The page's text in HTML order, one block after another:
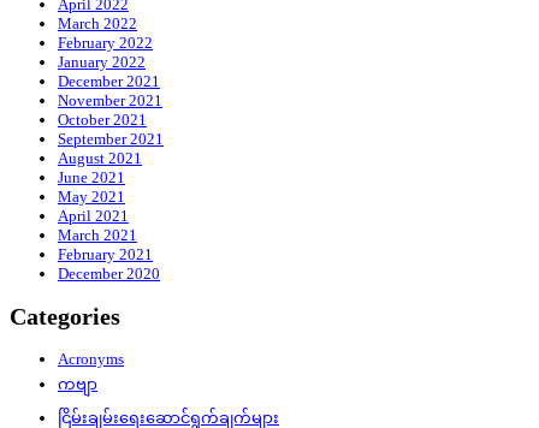
April 2022
March 2022
February 2022
January 2022
December 2021
November 2021
October 2021
September 2021
August 2021
June 2021
May 2021
April 2021
March 2021
February 2021
December 2020
Categories
Acronyms
ကဗျာ
ငြိမ်းချမ်းရေးဆောင်ရွက်ချက်များ